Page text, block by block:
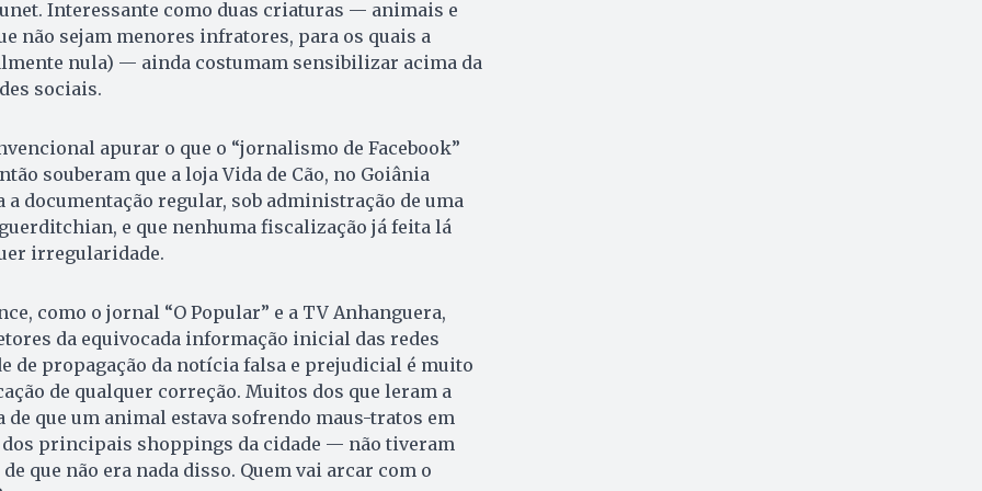
Interessante como duas criaturas — animais e
não sejam menores infratores, para os quais a
nula) — ainda costumam sensibilizar acima da
sociais.
apurar o que o “jornalismo de Facebook”
souberam que a loja Vida de Cão, no Goiânia
a documentação regular, sob administração de uma
e que nenhuma fiscalização já feita lá
irregularidade.
como o jornal “O Popular” e a TV Anhanguera,
da equivocada informação inicial das redes
de propagação da notícia falsa e prejudicial é muito
de qualquer correção. Muitos dos que leram a
que um animal estava sofrendo maus-tratos em
dos principais shoppings da cidade — não tiveram
que não era nada disso. Quem vai arcar com o